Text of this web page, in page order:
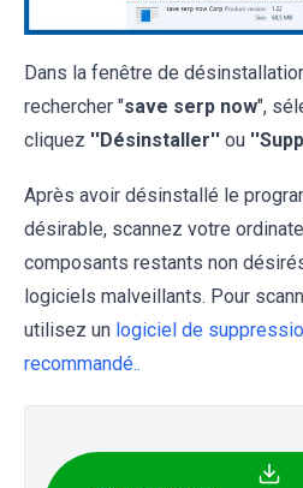
Dans la fenêtre de
rechercher "save serp now",
cliquez ''Désinstaller'' ou
Après avoir désinstallé le
désirable, scannez votre
composants restants non
logiciels malveillants. Pour
utilisez un logiciel de
recommandé..